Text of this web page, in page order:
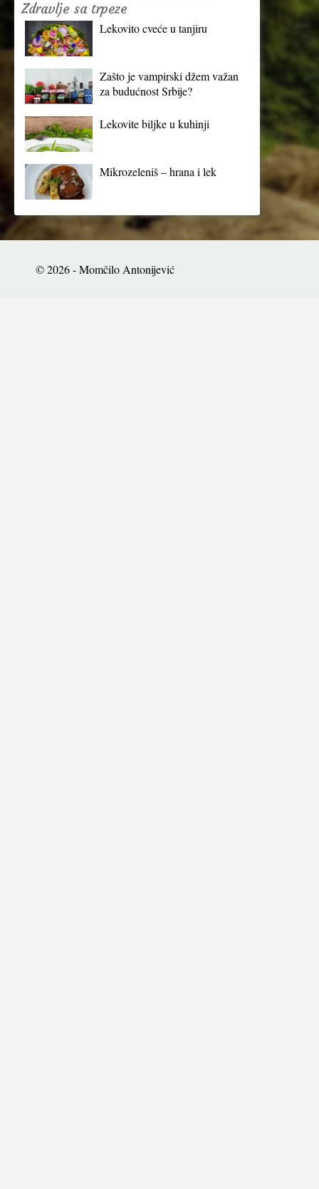
Zdravlje sa trpeze
Lekovito cveće u tanjiru
Zašto je vampirski džem važan
za budućnost Srbije?
Lekovite biljke u kuhinji
Mikrozeleniš – hrana i lek
© 2026 - Momčilo Antonijević